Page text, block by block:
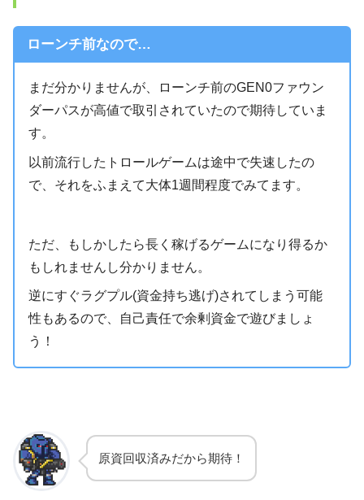
ローンチ前なので…
まだ分かりませんが、ローンチ前のGEN0ファウン
ダーパスが高値で取引されていたので期待していま
す。
以前流行したトロールゲームは途中で失速したの
で、それをふまえて大体1週間程度でみてます。
ただ、もしかしたら長く稼げるゲームになり得るか
もしれませんし分かりません。
逆にすぐラグプル(資金持ち逃げ)されてしまう可能
性もあるので、自己責任で余剰資金で遊びましょ
う！
原資回収済みだから期待！